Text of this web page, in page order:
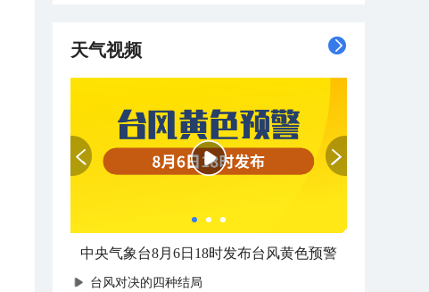
天气视频
中央气象台8月6日18时发布台风黄色预警
台风对决的四种结局